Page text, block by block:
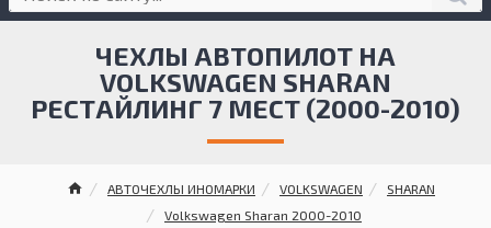
АВТОЧЕХЛЫ ИНОМАРКИ VOLKSWAGEN
SHARAN
Volkswagen Sharan 2000-2010
ЧЕХЛЫ АВТОПИЛОТ НА
VOLKSWAGEN SHARAN
РЕСТАЙЛИНГ 7 МЕСТ (2000-2010)